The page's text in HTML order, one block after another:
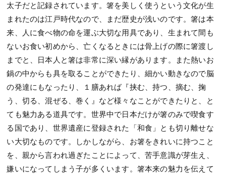
太子だと記録されています。箸を美しく使うという文化が生
まれたのは江戸時代なので、まだ歴史が浅いのです。箸は本
来、人に食べ物の命を運ぶ大切な用具であり、生まれて間も
ないお食い初めから、亡くなるときには骨上げの際に箸渡し
までと、日本人と箸は非常に深い縁があります。また熱いお
鍋の中からも具を取ることができたり、細かい動きなので脳
の発達にもなったり、１膳あれば『挟む、持つ、摘む、掬
う、切る、混ぜる、巻く』など様々なことができたりと、と
ても魅力ある道具です。世界中で日本だけが箸のみで喫食す
る国であり、世界遺産に登録された「和食」とも切り離せな
い大切なものです。しかしながら、お箸をきれいに持つこと
を、親から言われ過ぎたことによって、苦手意識が芽生え、
嫌いになってしまう子が多くいます。箸本来の魅力を伝えて